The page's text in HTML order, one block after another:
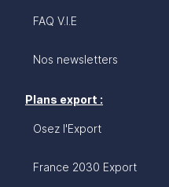
FAQ V.I.E
Nos newsletters
Plans export :
Osez l'Export
France 2030 Export